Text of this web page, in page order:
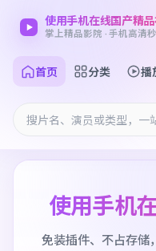
使用手机在线国产精
掌上精品影院 · 手机高清
首页 分类 播
使用手机
免装插件、不占存储